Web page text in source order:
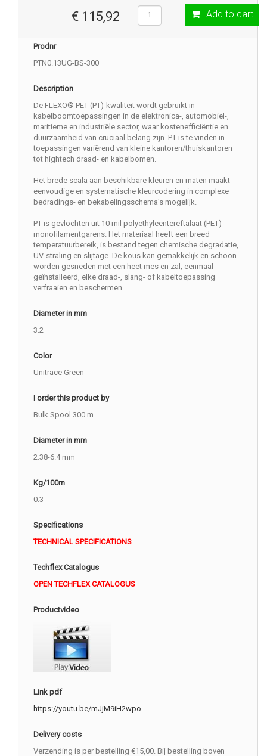
€ 115,92 Add to cart
Prodnr
PTN0.13UG-BS-300
Description
De FLEXO® PET (PT)-kwaliteit wordt gebruikt in
kabelboomtoepassingen in de elektronica-, automobiel-,
maritieme en industriële sector, waar kostenefficiëntie en
duurzaamheid van cruciaal belang zijn. PT is te vinden in
toepassingen variërend van kleine kantoren/thuiskantoren
tot hightech draad- en kabelbomen.
Het brede scala aan beschikbare kleuren en maten maakt
eenvoudige en systematische kleurcodering in complexe
bedradings- en bekabelingsschema's mogelijk.
PT is gevlochten uit 10 mil polyethyleentereftalaat (PET)
monofilamentgarens. Het materiaal heeft een breed
temperatuurbereik, is bestand tegen chemische degradatie,
UV-straling en slijtage. De kous kan gemakkelijk en schoon
worden gesneden met een heet mes en zal, eenmaal
geïnstalleerd, elke draad-, slang- of kabeltoepassing
verfraaien en beschermen.
Diameter in mm
3.2
Color
Unitrace Green
I order this product by
Bulk Spool 300 m
Diameter in mm
2.38-6.4 mm
Kg/100m
0.3
Specifications
TECHNICAL SPECIFICATIONS
Techflex Catalogus
OPEN TECHFLEX CATALOGUS
Productvideo
Link pdf
https://youtu.be/mJjM9iH2wpo
Delivery costs
Verzending is per bestelling €15,00. Bij bestelling boven